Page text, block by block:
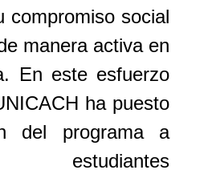
compromiso social
manera activa en
En este esfuerzo
ha puesto
del programa a